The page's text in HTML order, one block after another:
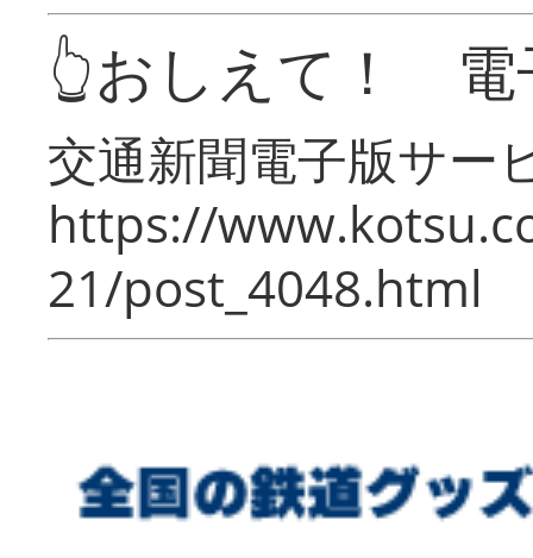
👆おしえて！ 電
交通新聞電子版サー
https://
21/post_4048.html